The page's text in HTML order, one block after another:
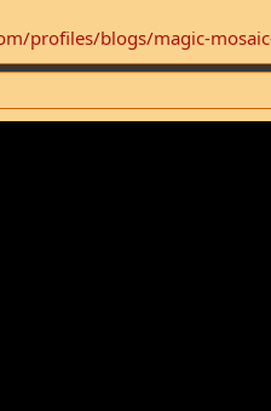
profiles/blogs/magic-